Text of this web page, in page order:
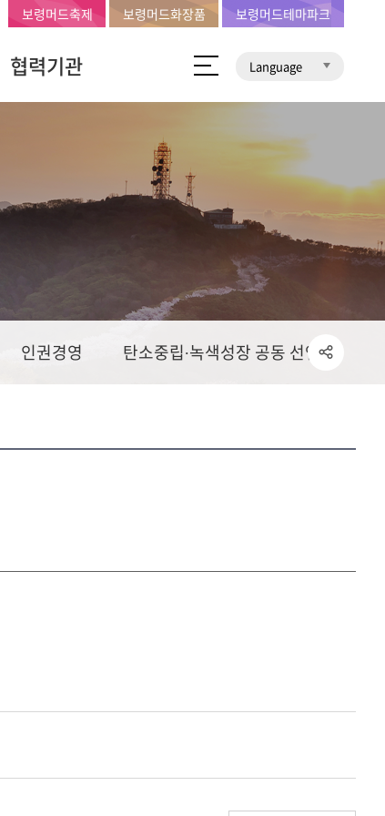
협력기관 Language
보령머드축제 보령머드화장품 보령머드테마파크
인권경영 탄소중립∙녹색성장 공동 선언문